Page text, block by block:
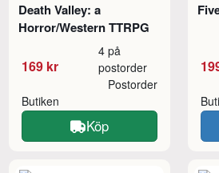
Death Valley: a
Horror/Western TTRPG
169 kr
4 på
postorder
Butiken
Postorder
Köp